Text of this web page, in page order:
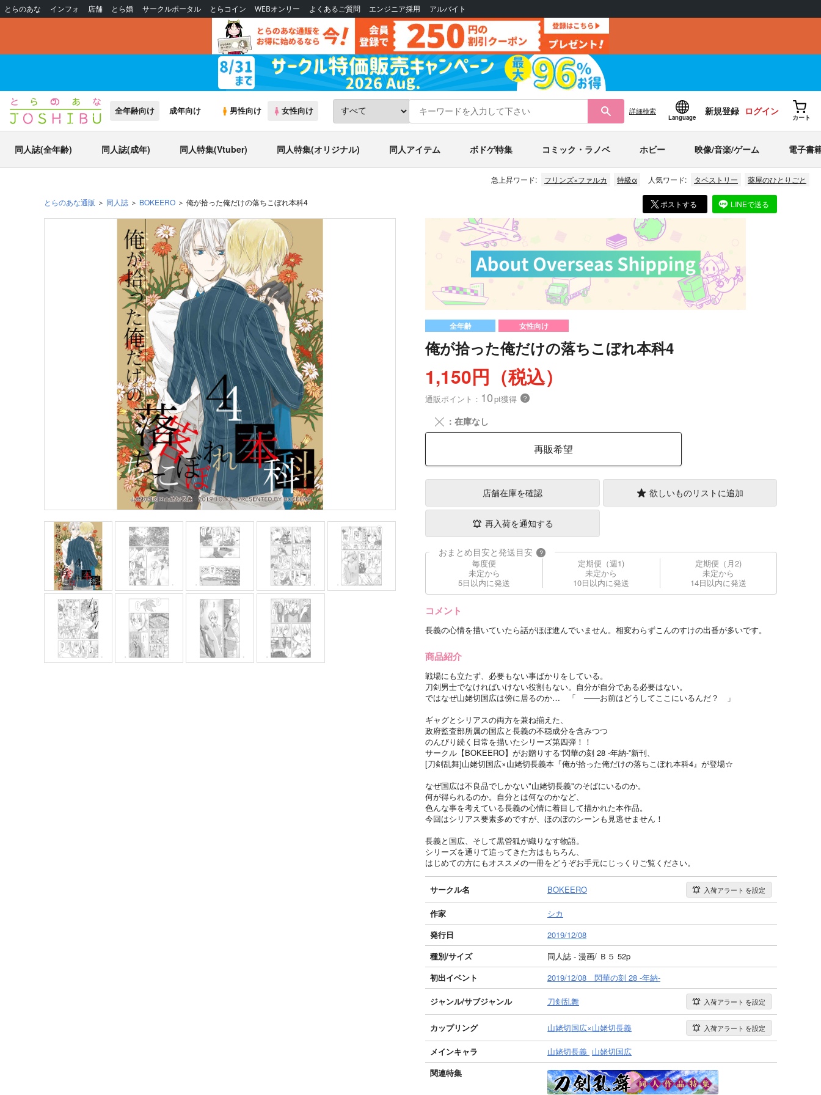
とらのあな インフォ 店舗 とら婚 サークルポータル とらコイン WEBオンリー よくあるご質問 エンジニア採用 アルバイト
全年齢向け 成年向け 男性向け 女性向け 詳細検索
Language
新規登録 ログイン
カート
同人誌(全年齢) 同人誌(成年) 同人特集(Vtuber) 同人特集(オリジナル) 同人アイテム ボドゲ特集 コミック・ラノベ ホビー 映像/音楽/ゲーム 電子書
急上昇ワード: フリンズ×ファルカ 特級α 人気ワード: タペストリー 薬屋のひとりごと
とらのあな通販 同人誌 BOKEERO 俺が拾った俺だけの落ちこぼれ本科4 ポストする LINEで送る
全年齢 女性向け
俺が拾った俺だけの落ちこぼれ本科4
1,150円（税込）
通販ポイント： 10pt獲得 ？
╳ ：在庫なし
再販希望
店舗在庫を確認 欲しいものリストに追加
再入荷を通知する
おまとめ目安と発送目安 ?
毎度便
未定から
5日以内に発送
定期便（週1)
未定から
10日以内に発送
定期便（月2)
未定から
14日以内に発送
コメント
長義の心情を描いていたら話がほぼ進んでいません。相変わらずこんのすけの出番が多いです。
商品紹介
戦場にも立たず、必要もない事ばかりをしている。
刀剣男士でなければいけない役割もない。自分が自分である必要はない。
ではなぜ山姥切国広は傍に居るのか… 「 ――お前はどうしてここにいるんだ？ 」
ギャグとシリアスの両方を兼ね揃えた、
政府監査部所属の国広と長義の不穏成分を含みつつ
のんびり続く日常を描いたシリーズ第四弾！！
サークル【BOKEERO】がお贈りする“閃華の刻 28 -年納-”新刊、
[刀剣乱舞]山姥切国広×山姥切長義本『俺が拾った俺だけの落ちこぼれ本科4』が登場☆
なぜ国広は不良品でしかない"山姥切長義"のそばにいるのか。
何が得られるのか。自分とは何なのかなど、
色んな事を考えている長義の心情に着目して描かれた本作品。
今回はシリアス要素多めですが、ほのぼのシーンも見逃せません！
長義と国広、そして黒管狐が織りなす物語。
シリーズを通りて追ってきた方はもちろん、
はじめての方にもオススメの一冊をどうぞお手元にじっくりご覧ください。
サークル名 BOKEERO 入荷アラート を設定
作家
シカ
発行日
2019/12/08
種別/サイズ
同人誌 - 漫画/ Ｂ５ 52p
初出イベント
2019/12/08 閃華の刻 28 -年納-
ジャンル/サブジャンル 刀剣乱舞 入荷アラート を設定
カップリング 山姥切国広×山姥切長義 入荷アラート を設定
メインキャラ 山姥切長義 山姥切国広
関連特集